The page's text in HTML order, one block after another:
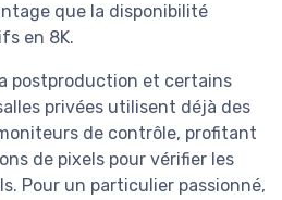
que la disponibilité
en 8K.
postproduction et certains
privées utilisent déjà des
de contrôle, profitant
de pixels pour vérifier les
Pour un particulier passionné,